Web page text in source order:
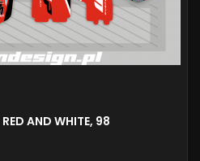
AND WHITE, 98